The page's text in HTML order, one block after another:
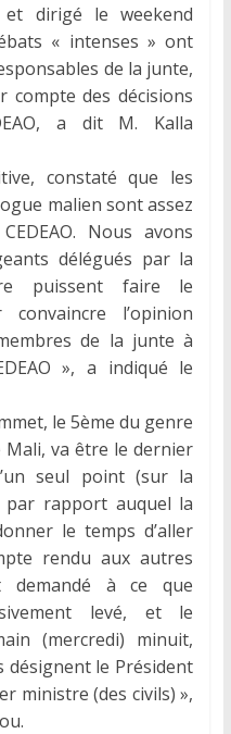
dirigé le weekend
« intenses » ont
de la junte,
compte des décisions
a dit M. Kalla
constaté que les
malien sont assez
Nous avons
délégués par la
puissent faire le
l’opinion
de la junte à
», a indiqué le
le 5ème du genre
Mali, va être le dernier
seul point (sur la
rapport auquel la
le temps d’aller
rendu aux autres
demandé à ce que
levé, et le
(mercredi) minuit,
désignent le Président
ministre (des civils) »,